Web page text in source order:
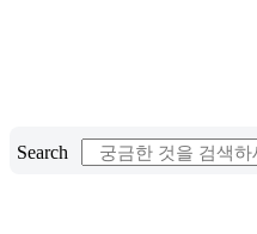
건
Search